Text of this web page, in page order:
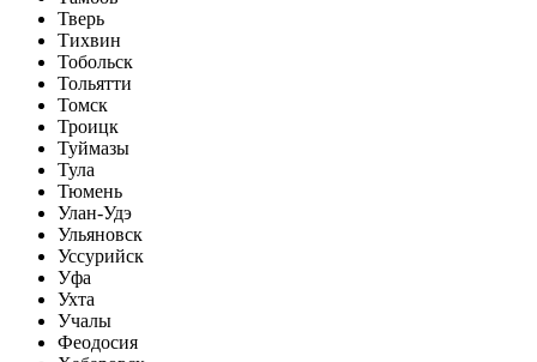
Тверь
Тихвин
Тобольск
Тольятти
Томск
Троицк
Туймазы
Тула
Тюмень
Улан-Удэ
Ульяновск
Уссурийск
Уфа
Ухта
Учалы
Феодосия